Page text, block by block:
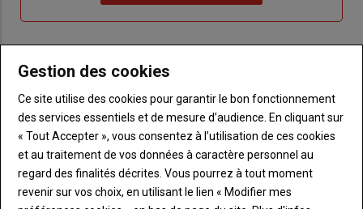
de
passe"
me
Sous-
Vous n'êtes pas abonné(e)
TITRE CRÉEZ UN COMPTE
BodyChoisissez votre formule et créez votre
compte pour accéder à tout {nom-site}.
Lien Créez un compte
Gestion des cookies
Ce site utilise des cookies pour garantir le bon fonctionnement
des services essentiels et de mesure d’audience. En cliquant sur
« Tout Accepter », vous consentez à l’utilisation de ces cookies
et au traitement de vos données à caractère personnel au
regard des finalités décrites. Vous pourrez à tout moment
revenir sur vos choix, en utilisant le lien « Modifier mes